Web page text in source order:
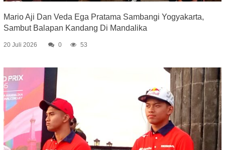
Mario Aji Dan Veda Ega Pratama Sambangi Yogyakarta,
Sambut Balapan Kandang Di Mandalika
20 Juli 2026 0 53